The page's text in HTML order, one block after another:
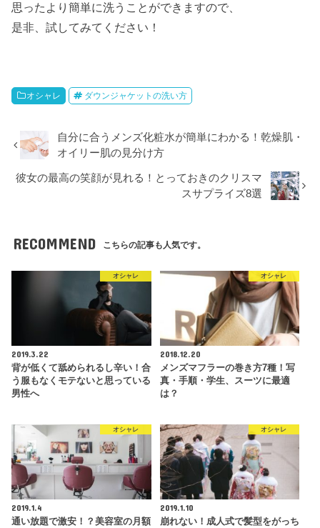
思ったより簡単に洗うことができますので、
是非、試してみてください！
オシャレ ダウンジャケットの洗い方
自分に合うメンズ化粧水が簡単にわかる！乾燥肌・
オイリー肌の見分け方
彼女の最高の笑顔が見れる！とっておきのクリスマ
スサプライズ8選
RECOMMEND こちらの記事も人気です。
オシャレ
2019.3.22
背が低くて舐められるし辛い！合
う服もなくモテないと思っている
男性へ
オシャレ
2018.12.20
メンズマフラーの巻き方7種！写
真・手順・学生、スーツに最適
は？
オシャレ
2019.1.4
通い放題で激安！？美容室の月額
オシャレ
2019.1.10
崩れない！成人式で髪型をがっち